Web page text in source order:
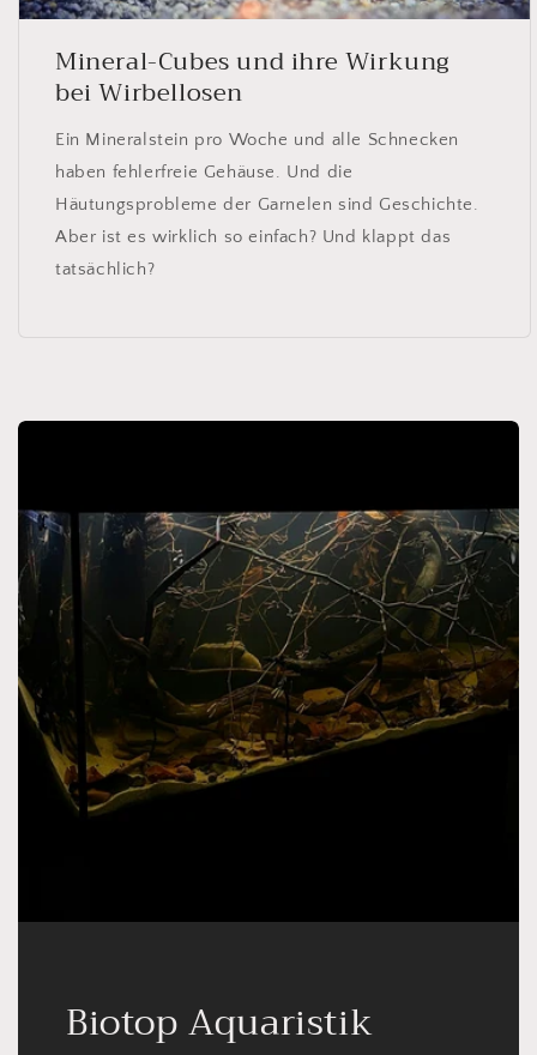
Mineral-Cubes und ihre Wirkung
bei Wirbellosen
Ein Mineralstein pro Woche und alle Schnecken
haben fehlerfreie Gehäuse. Und die
Häutungsprobleme der Garnelen sind Geschichte.
Aber ist es wirklich so einfach? Und klappt das
tatsächlich?
Biotop Aquaristik